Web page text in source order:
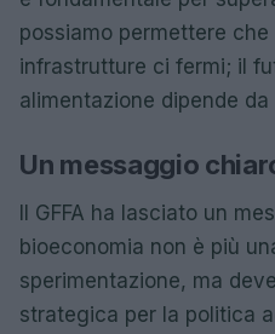
possiamo permettere
infrastrutture ci fermi; il
alimentazione dipende da
Un messaggio
Il GFFA ha lasciato un
bioeconomia non è più
sperimentazione, ma
strategica per la politica